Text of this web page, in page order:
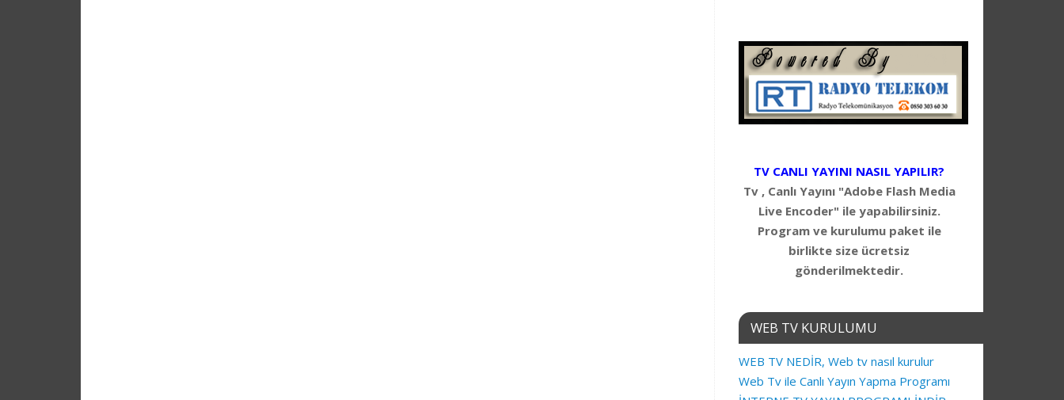
TV CANLI YAYINI NASIL YAPILIR?
Tv , Canlı Yayını "Adobe Flash Media
Live Encoder" ile yapabilirsiniz.
Program ve kurulumu paket ile
birlikte size ücretsiz
gönderilmektedir.
WEB TV KURULUMU
WEB TV NEDİR, Web tv nasıl kurulur
Web Tv ile Canlı Yayın Yapma Programı